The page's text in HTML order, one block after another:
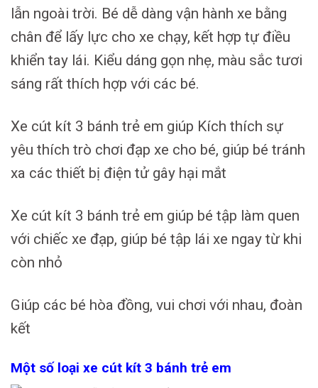
lẫn ngoài trời. Bé dễ dàng vận hành xe bằng
chân để lấy lực cho xe chạy, kết hợp tự điều
khiển tay lái. Kiểu dáng gọn nhẹ, màu sắc tươi
sáng rất thích hợp với các bé.
Xe cút kít 3 bánh trẻ em giúp Kích thích sự
yêu thích trò chơi đạp xe cho bé, giúp bé tránh
xa các thiết bị điện tử gây hại mắt
Xe cút kít 3 bánh trẻ em giúp bé tập làm quen
với chiếc xe đạp, giúp bé tập lái xe ngay từ khi
còn nhỏ
Giúp các bé hòa đồng, vui chơi với nhau, đoàn
kết
Một số loại xe cút kít 3 bánh trẻ em